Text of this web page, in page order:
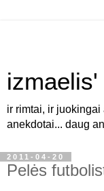
izmaelis'
ir rimtai, ir
anekdotai... daug
2011-04-20
Pelės